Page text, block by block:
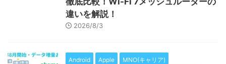
違いを解説！
2026/8/3
Android Apple MNO(キャリア)